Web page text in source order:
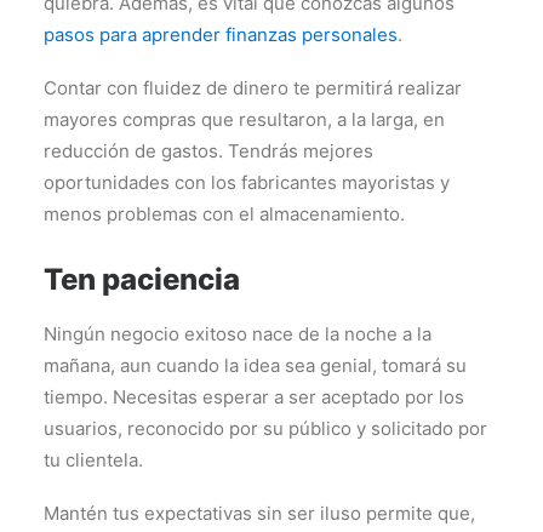
pasos para aprender finanzas personales.
Contar con fluidez de dinero te permitirá realizar
mayores compras que resultaron, a la larga, en
reducción de gastos. Tendrás mejores
oportunidades con los fabricantes mayoristas y
menos problemas con el almacenamiento.
Ten paciencia
Ningún negocio exitoso nace de la noche a la
mañana, aun cuando la idea sea genial, tomará su
tiempo. Necesitas esperar a ser aceptado por los
usuarios, reconocido por su público y solicitado por
tu clientela.
Mantén tus expectativas sin ser iluso permite que,